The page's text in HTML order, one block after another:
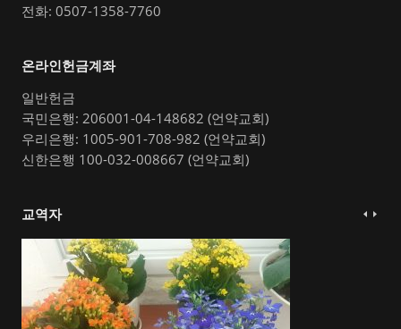
전화: 0507-1358-7760
온라인헌금계좌
일반헌금
국민은행: 206001-04-148682 (언약교회)
우리은행: 1005-901-708-982 (언약교회)
신한은행 100-032-008667 (언약교회)
교역자